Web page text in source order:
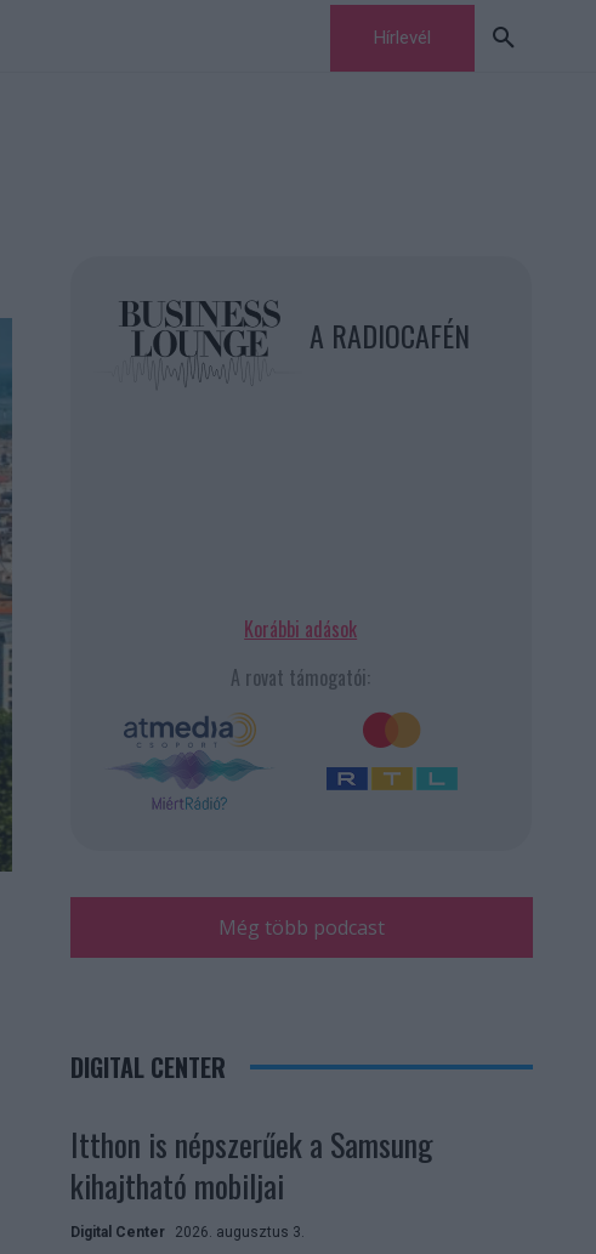
Hírlevél
A RADIOCAFÉN
Korábbi adások
A rovat támogatói:
Még több podcast
DIGITAL CENTER
Itthon is népszerűek a Samsung
kihajtható mobiljai
Digital Center 2026. augusztus 3.